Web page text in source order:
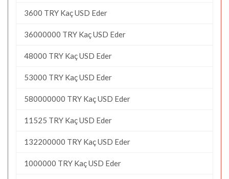
3600 TRY Kaç USD Eder
36000000 TRY Kaç USD Eder
48000 TRY Kaç USD Eder
53000 TRY Kaç USD Eder
580000000 TRY Kaç USD Eder
11525 TRY Kaç USD Eder
132200000 TRY Kaç USD Eder
1000000 TRY Kaç USD Eder